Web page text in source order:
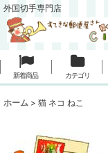
外国切手専門店
新着商品 カテゴリ
ホーム > 猫 ネコ ねこ